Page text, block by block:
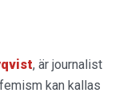
, är journalist
kan kallas